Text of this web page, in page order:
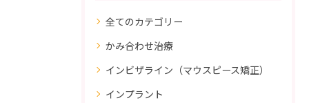
全てのカテゴリー
かみ合わせ治療
インビザライン（マウスピース矯正）
インプラント